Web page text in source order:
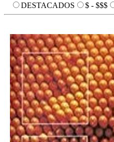
DESTACADOS $ - $$$